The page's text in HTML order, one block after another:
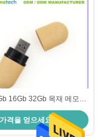
16Gb 32Gb 목재 메모리
2.0 목재 USB 플래시 드
라이브 펜드라이브
격을 얻으세요